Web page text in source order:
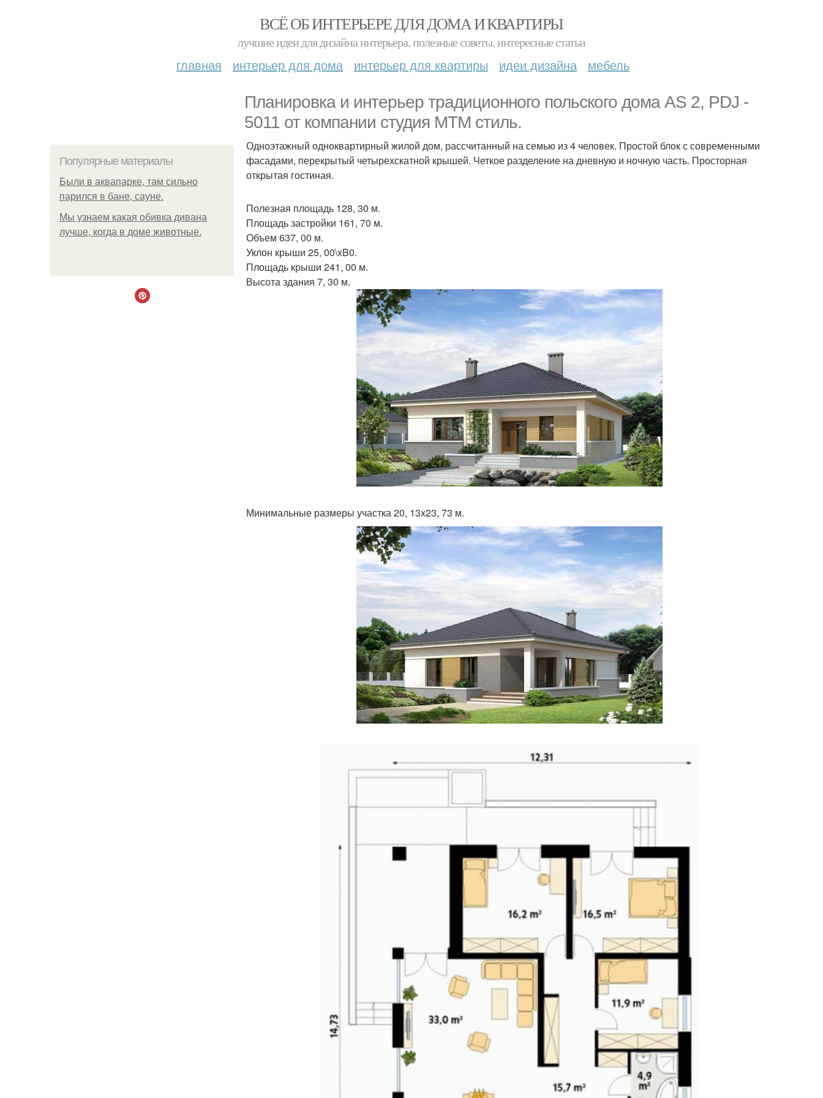
ВСЁ ОБ ИНТЕРЬЕРЕ ДЛЯ ДОМА И КВАРТИРЫ
лучшие идеи для дизайна интерьера, полезные советы, интересные статьи
главная интерьер для дома интерьер для квартиры идеи дизайна мебель
Планировка и интерьер традиционного польского дома AS 2, PDJ -
5011 от компании студия МТМ стиль.
Популярные материалы
Были в аквапарке, там сильно
парился в бане, сауне.
Мы узнаем какая обивка дивана
лучше, когда в доме животные.
Одноэтажный одноквартирный жилой дом, рассчитанный на семью из 4 человек. Простой блок с современными
фасадами, перекрытый четырехскатной крышей. Четкое разделение на дневную и ночную часть. Просторная
открытая гостиная.
Полезная площадь 128, 30 м.
Площадь застройки 161, 70 м.
Объем 637, 00 м.
Уклон крыши 25, 00\xB0.
Площадь крыши 241, 00 м.
Высота здания 7, 30 м.
Минимальные размеры участка 20, 13x23, 73 м.